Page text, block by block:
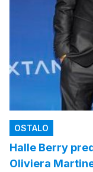
OSTALO
Halle Berry
Oliviera